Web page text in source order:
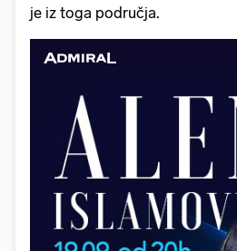
je iz toga područja.